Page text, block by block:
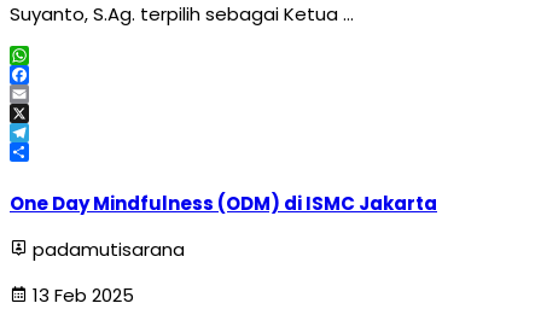
Suyanto, S.Ag. terpilih sebagai Ketua …
WhatsApp
Facebook
Email
X
Telegram
One Day Mindfulness (ODM) di ISMC Jakarta
padamutisarana
13 Feb 2025